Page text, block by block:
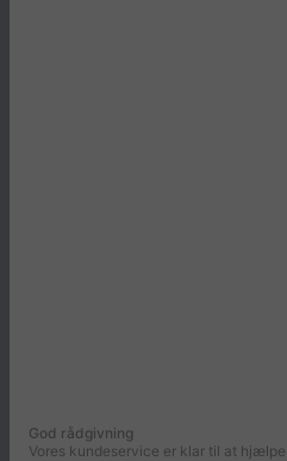
God rådgivning
Vores kundeservice er klar til at hjælpe